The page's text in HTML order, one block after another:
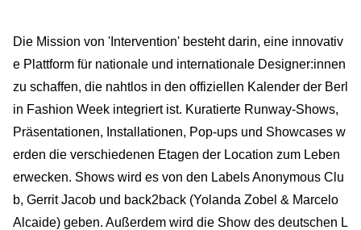
Die Mission von 'Intervention' besteht darin, eine innovativ
e Plattform für nationale und internationale Designer:innen
zu schaffen, die nahtlos in den offiziellen Kalender der Berl
in Fashion Week integriert ist. Kuratierte Runway-Shows,
Präsentationen, Installationen, Pop-ups und Showcases w
erden die verschiedenen Etagen der Location zum Leben
erwecken. Shows wird es von den Labels Anonymous Clu
b, Gerrit Jacob und back2back (Yolanda Zobel & Marcelo
Alcaide) geben. Außerdem wird die Show des deutschen L